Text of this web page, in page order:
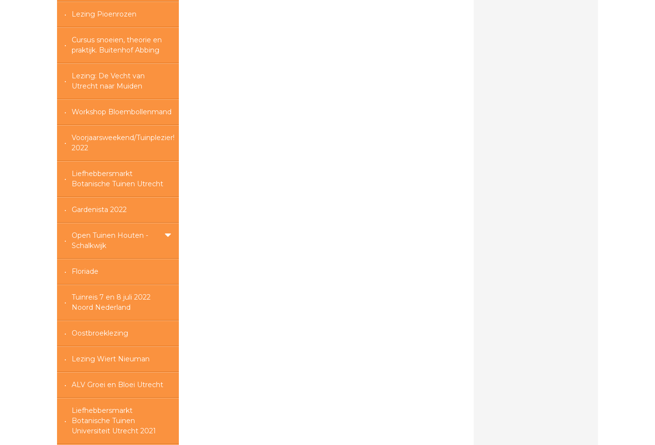
Lezing Pioenrozen
Cursus snoeien, theorie en
praktijk. Buitenhof Abbing
Lezing: De Vecht van
Utrecht naar Muiden
Workshop Bloembollenmand
Voorjaarsweekend/Tuinplezier!
2022
Liefhebbersmarkt
Botanische Tuinen Utrecht
Gardenista 2022
Open Tuinen Houten -
Schalkwijk
Floriade
Tuinreis 7 en 8 juli 2022
Noord Nederland
Oostbroeklezing
Lezing Wiert Nieuman
ALV Groei en Bloei Utrecht
Liefhebbersmarkt
Botanische Tuinen
Universiteit Utrecht 2021